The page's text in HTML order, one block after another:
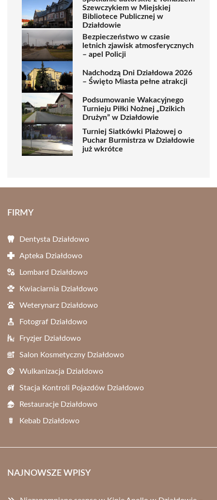
Szewczykiem w Miejskiej
Bibliotece Publicznej w
Działdowie
Bezpieczeństwo w czasie
letnich zjawisk atmosferycznych
– apel Policji
Nadchodzą Dni Działdowa 2026
– Święto Miasta pełne atrakcji
Podsumowanie Wakacyjnego
Turnieju Piłki Nożnej „Dzikich
Drużyn” w Działdowie
Turniej Siatkówki Plażowej o
Puchar Burmistrza w Działdowie
już wkrótce
FIRMY
Dentysta Działdowo
Apteka Działdowo
Lombard Działdowo
Kwiaciarnia Działdowo
Weterynarz Działdowo
Fotograf Działdowo
Fryzjer Działdowo
Salon Kosmetyczny Działdowo
Wulkanizacja Działdowo
Stacja Kontroli Pojazdów Działdowo
Restauracje Działdowo
Kebab Działdowo
NAJNOWSZE WPISY